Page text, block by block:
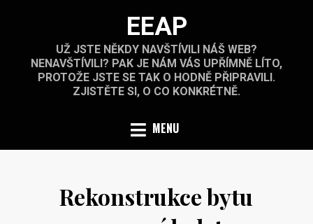
EEAP
UŽ JSTE NĚKDY NAVŠTÍVILI NÁŠ WEB?
NENAVŠTÍVILI? PAK JE NÁM VÁS UPŘÍMNĚ LÍTO,
PROTOŽE JSTE SE TAK O HODNĚ PŘIPRAVILI.
ZJISTĚTE SI, O CO KONKRÉTNĚ.
MENU
Rekonstrukce bytu